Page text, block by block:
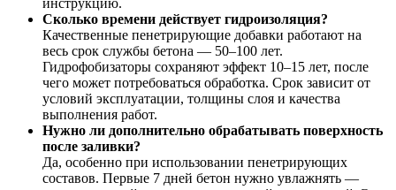
инструкцию.
Сколько времени действует гидроизоляция?
Качественные пенетрирующие добавки работают на
весь срок службы бетона — 50–100 лет.
Гидрофобизаторы сохраняют эффект 10–15 лет, после
чего может потребоваться обработка. Срок зависит от
условий эксплуатации, толщины слоя и качества
выполнения работ.
Нужно ли дополнительно обрабатывать поверхность
после заливки?
Да, особенно при использовании пенетрирующих
составов. Первые 7 дней бетон нужно увлажнять —